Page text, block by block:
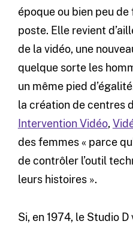
époque ou bien peu
poste. Elle revient
de la vidéo, une
quelque sorte les
un même pied
la création de centres
Intervention Vidéo,
des femmes « parce
de contrôler l’outil
leurs histoires ».
Si, en 1974, le Studio